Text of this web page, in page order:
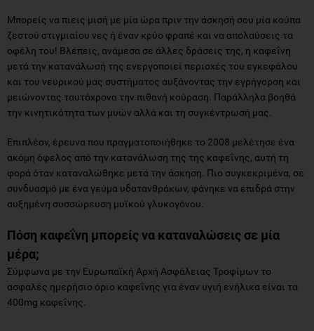
Μπορείς να πιεις μισή με μία ώρα πριν την άσκησή σου μία κούπα
ζεστού στιγμιαίου νες ή έναν κρύο φραπέ και να απολαύσεις τα
οφέλη του! Βλέπεις, ανάμεσα σε άλλες δράσεις της, η καφεΐνη
μετά την κατανάλωσή της ενεργοποιεί περιοχές του εγκεφάλου
και του νευρικού μας συστήματος αυξάνοντας την εγρήγορση και
μειώνοντας ταυτόχρονα την πιθανή κούραση. Παράλληλα βοηθά
την κινητικότητα των μυών αλλά και τη συγκέντρωσή μας.
Επιπλέον, έρευνα που πραγματοποιήθηκε το 2008 μελέτησε ένα
ακόμη όφελος από την κατανάλωση της της καφεΐνης, αυτή τη
φορά όταν καταναλώθηκε μετά την άσκηση. Πιο συγκεκριμένα, σε
συνδυασμό με ένα γεύμα υδατανθράκων, φάνηκε να επιδρά στην
αυξημένη συσσώρευση μυϊκού γλυκογόνου.
Πόση καφεΐνη μπορείς να καταναλώσεις σε μία
μέρα;
Σύμφωνα με την Ευρωπαϊκή Αρχή Ασφάλειας Τροφίμων το
ασφαλές ημερήσιο όριο καφεΐνης για έναν υγιή ενήλικα είναι τα
400mg καφεΐνης.